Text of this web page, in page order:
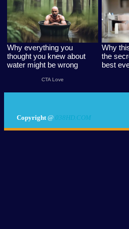
Copyright@ 038HD.COM